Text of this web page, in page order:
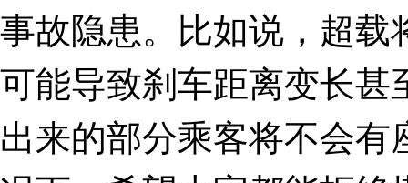
事故隐患。比如说，超
可能导致刹车距离变长
出来的部分乘客将不会